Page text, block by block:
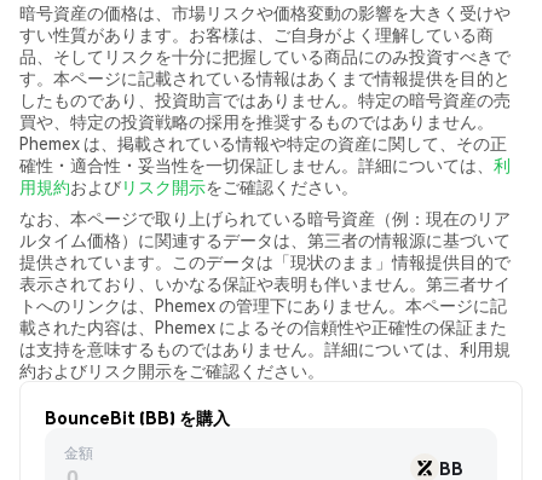
暗号資産の価格は、市場リスクや価格変動の影響を大きく受けや
すい性質があります。お客様は、ご自身がよく理解している商
品、そしてリスクを十分に把握している商品にのみ投資すべきで
す。本ページに記載されている情報はあくまで情報提供を目的と
したものであり、投資助言ではありません。特定の暗号資産の売
買や、特定の投資戦略の採用を推奨するものではありません。
Phemex は、掲載されている情報や特定の資産に関して、その正
確性・適合性・妥当性を一切保証しません。詳細については、 利
用規約およびリスク開示をご確認ください。
なお、本ページで取り上げられている暗号資産（例：現在のリア
ルタイム価格）に関連するデータは、第三者の情報源に基づいて
提供されています。このデータは「現状のまま」情報提供目的で
表示されており、いかなる保証や表明も伴いません。第三者サイ
トへのリンクは、Phemex の管理下にありません。本ページに記
載された内容は、Phemex によるその信頼性や正確性の保証また
は支持を意味するものではありません。詳細については、利用規
約およびリスク開示をご確認ください。
BounceBit (BB) を購入
金額
BB